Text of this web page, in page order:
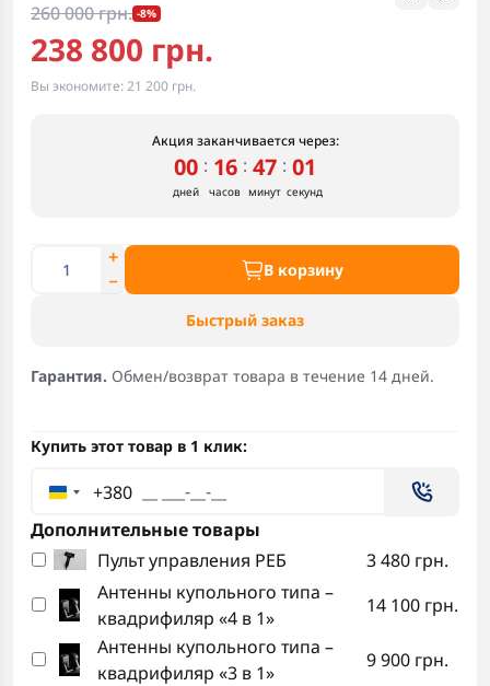
260 000 грн. -8%
238 800 грн.
Вы экономите:21 200 грн.
Акция заканчивается через:
00
дней
: 16
часов
: 47
минут
: 00
секунд
В корзину
Быстрый заказ
Гарантия. Обмен/возврат товара в течение 14 дней.
Купить этот товар в 1 клик:
+380
Дополнительные товары
Пульт управления РЕБ
3 480 грн.
Антенны купольного типа –
квадрифиляр «4 в 1»
14 100 грн.
Антенны купольного типа –
квадрифиляр «3 в 1»
9 900 грн.